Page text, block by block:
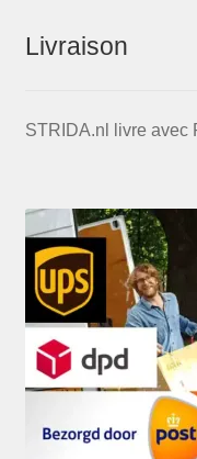
Livraison
STRIDA.nl livre avec